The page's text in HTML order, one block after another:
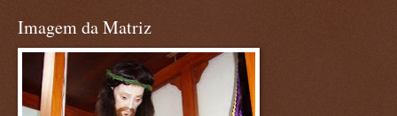
Imagem da Matriz